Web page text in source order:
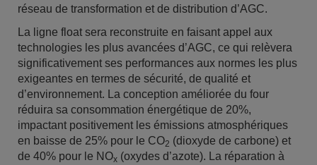
réseau de transformation et de distribution d’AGC.
La ligne float sera reconstruite en faisant appel aux
technologies les plus avancées d’AGC, ce qui relèvera
significativement ses performances aux normes les plus
exigeantes en termes de sécurité, de qualité et
d’environnement. La conception améliorée du four
réduira sa consommation énergétique de 20%,
impactant positivement les émissions atmosphériques
en baisse de 25% pour le CO2 (dioxyde de carbone) et
de 40% pour le NOx (oxydes d’azote). La réparation à